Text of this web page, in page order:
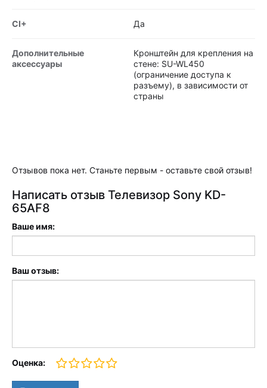
CI+ Да
Дополнительные
аксессуары
Кронштейн для крепления на
стене: SU-WL450
(ограничение доступа к
разъему), в зависимости от
страны
Отзывов пока нет. Станьте первым - оставьте свой отзыв!
Написать отзыв Телевизор Sony KD-
65AF8
Ваше имя:
Ваш отзыв:
Оценка: